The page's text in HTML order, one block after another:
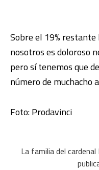
Sobre el 19% restante
nosotros es doloroso
pero sí tenemos que
número de muchacho
Foto: Prodavinci
La familia del